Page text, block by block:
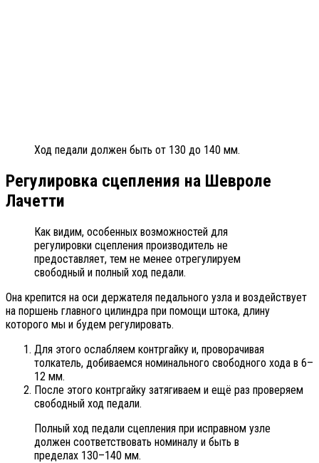
Ход педали должен быть от 130 до 140 мм.
Регулировка сцепления на Шевроле
Лачетти
Как видим, особенных возможностей для
регулировки сцепления производитель не
предоставляет, тем не менее отрегулируем
свободный и полный ход педали.
Она крепится на оси держателя педального узла и воздействует
на поршень главного цилиндра при помощи штока, длину
которого мы и будем регулировать.
Для этого ослабляем контргайку и, проворачивая
толкатель, добиваемся номинального свободного хода в 6–
12 мм.
После этого контргайку затягиваем и ещё раз проверяем
свободный ход педали.
Полный ход педали сцепления при исправном узле
должен соответствовать номиналу и быть в
пределах 130–140 мм.